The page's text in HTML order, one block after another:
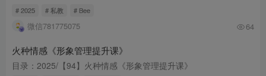
# 2025 # 私教 # Bee
微信781775075 64
火种情感《形象管理提升课》
目录：2025/【94】火种情感《形象管理提升课》